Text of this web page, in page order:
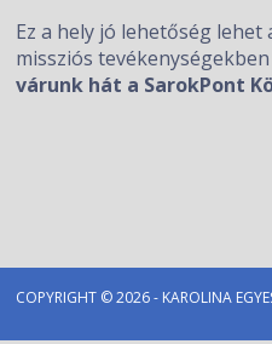
Ez a hely jó lehetőség lehet
missziós tevékenységekben
várunk hát a SarokPont
COPYRIGHT © 2026 - KAROLINA